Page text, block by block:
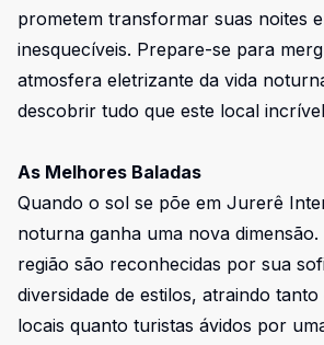
prometem transformar suas noites
inesquecíveis. Prepare-se para
atmosfera eletrizante da vida
descobrir tudo que este local
As Melhores Baladas
Quando o sol se põe em Jurerê
noturna ganha uma nova dimensão.
região são reconhecidas por sua
diversidade de estilos, atraindo
locais quanto turistas ávidos por